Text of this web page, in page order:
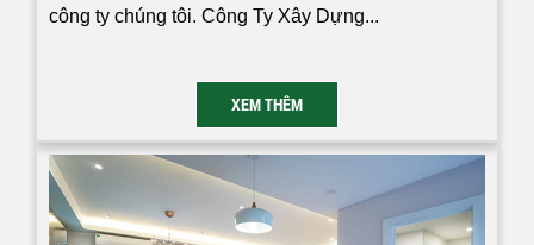
công ty chúng tôi. Công Ty Xây Dựng...
XEM THÊM